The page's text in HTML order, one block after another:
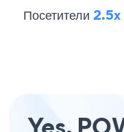
Посетители 2.5x